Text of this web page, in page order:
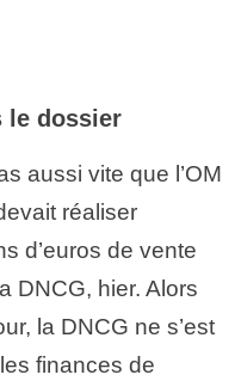
le dossier
aussi vite que l’OM
réaliser
d’euros de vente
DNCG, hier. Alors
la DNCG ne s’est
finances de